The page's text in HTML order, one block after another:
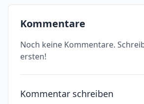
Kommentare
Noch keine Kommentare.
ersten!
Kommentar schreiben